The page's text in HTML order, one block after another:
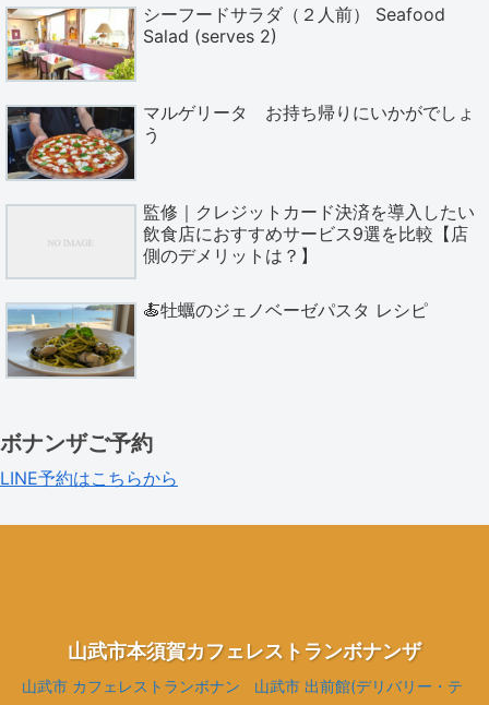
シーフードサラダ（２人前） Seafood
Salad (serves 2)
マルゲリータ お持ち帰りにいかがでしょ
う
監修｜クレジットカード決済を導入したい
飲食店におすすめサービス9選を比較【店
側のデメリットは？】
🍝牡蠣のジェノベーゼパスタ レシピ
ボナンザご予約
LINE予約はこちらから
山武市本須賀カフェレストランボナンザ
山武市 カフェレストランボナン
山武市 出前館(デリバリー・テ